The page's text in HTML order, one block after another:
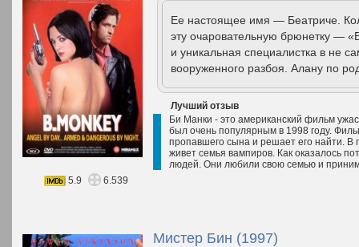
Ее настоящее имя — Беатриче.
эту очаровательную брюнетку —
и уникальная специалистка в не
вооруженного разбоя. Алану по
Лучший отзыв
Би Манки - это американский фильм
был очень популярным в 1998 году.
пропавшего сына и решает его найти. В
живет семья вампиров. Как оказалось
людей. Они любили свою семью и
5.9
6.539
Мистер Бин (1997)